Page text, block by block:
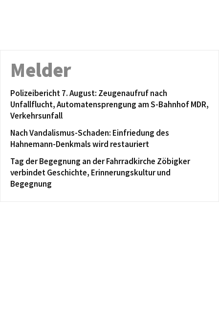
Melder
Polizeibericht 7. August: Zeugenaufruf nach
Unfallflucht, Automatensprengung am S-Bahnhof MDR,
Verkehrsunfall
Nach Vandalismus-Schaden: Einfriedung des
Hahnemann-Denkmals wird restauriert
Tag der Begegnung an der Fahrradkirche Zöbigker
verbindet Geschichte, Erinnerungskultur und
Begegnung